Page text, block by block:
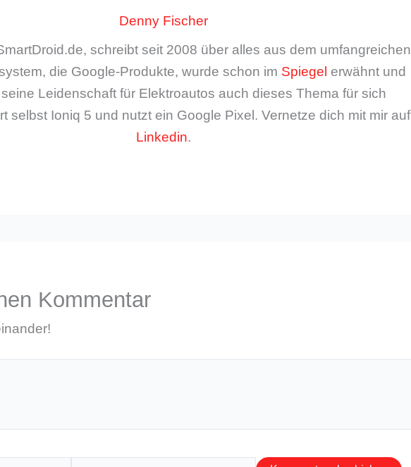
Denny Fischer
schreibt seit 2008 über alles aus dem umfangreichen
die Google-Produkte, wurde schon im Spiegel erwähnt und
Leidenschaft für Elektroautos auch dieses Thema für sich
selbst Ioniq 5 und nutzt ein Google Pixel. Vernetze dich mit mir auf
Linkedin.
Kommentar